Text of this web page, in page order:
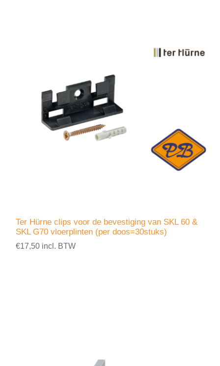
Ter Hürne clips voor de bevestiging van SKL 60 &
SKL G70 vloerplinten (per doos=30stuks)
€17,50 incl. BTW